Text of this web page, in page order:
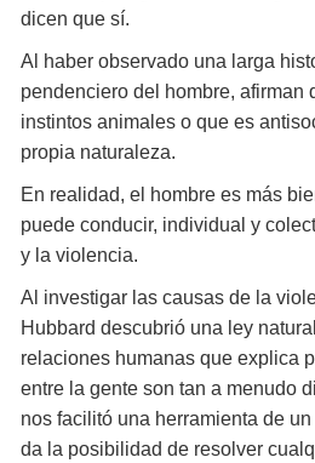
dicen que sí.
Al haber observado una larga
pendenciero del hombre, afirman
instintos animales o que es
propia naturaleza.
En realidad, el hombre es más
puede conducir, individual y
y la violencia.
Al investigar las causas de la
Hubbard descubrió una ley
relaciones humanas que explica
entre la gente son tan a menudo
nos facilitó una herramienta de
da la posibilidad de resolver